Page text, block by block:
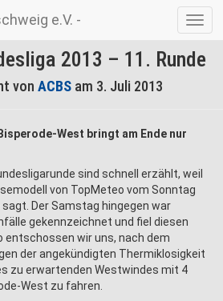
2013 – 11. Runde
von ACBS am 3. Juli 2013
West bringt am Ende nur
sind schnell erzählt, weil
von TopMeteo vom Sonntag
Der Samstag hingegen war
gekennzeichnet und fiel diesen
entschossen wir uns, nach dem
der angekündigten Thermiklosigkeit
zu erwartenden Westwindes mit 4
West zu fahren.